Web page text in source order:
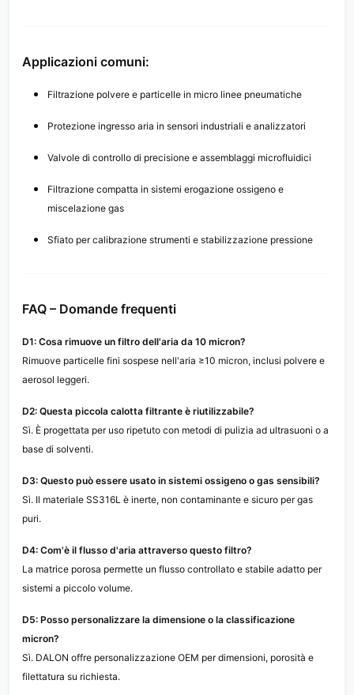
Applicazioni comuni:
Filtrazione polvere e particelle in micro linee pneumatiche
Protezione ingresso aria in sensori industriali e analizzatori
Valvole di controllo di precisione e assemblaggi microfluidici
Filtrazione compatta in sistemi erogazione ossigeno e
miscelazione gas
Sfiato per calibrazione strumenti e stabilizzazione pressione
FAQ – Domande frequenti
D1: Cosa rimuove un filtro dell'aria da 10 micron?
Rimuove particelle fini sospese nell'aria ≥10 micron, inclusi polvere e
aerosol leggeri.
D2: Questa piccola calotta filtrante è riutilizzabile?
Sì. È progettata per uso ripetuto con metodi di pulizia ad ultrasuoni o a
base di solventi.
D3: Questo può essere usato in sistemi ossigeno o gas sensibili?
Sì. Il materiale SS316L è inerte, non contaminante e sicuro per gas
puri.
D4: Com'è il flusso d'aria attraverso questo filtro?
La matrice porosa permette un flusso controllato e stabile adatto per
sistemi a piccolo volume.
D5: Posso personalizzare la dimensione o la classificazione
micron?
Sì. DALON offre personalizzazione OEM per dimensioni, porosità e
filettatura su richiesta.